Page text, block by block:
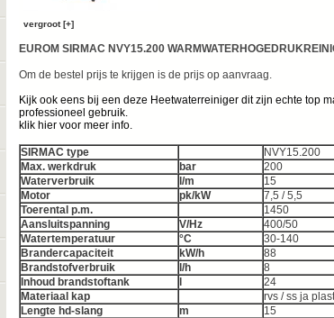
vergroot [+]
EUROM SIRMAC NVY15.200
Om de bestel prijs te krijgen is de prijs op aanvraag.
Kijk ook eens bij een deze Heetwaterreiniger dit zijn echte top
professioneel gebruik.
klik hier voor meer info.
SIRMAC type
NVY15.200
Max. werkdruk
bar
200
Waterverbruik
l/m
15
Motor
pk/kW
7,5 / 5,5
Toerental p.m.
1450
Aansluitspanning
V/Hz
400/50
Watertemperatuur
°C
30-140
Brandercapaciteit
kW/h
88
Brandstofverbruik
l/h
8
Inhoud brandstoftank
24
Materiaal kap
rvs / ss ja
Lengte hd-slang
m
15